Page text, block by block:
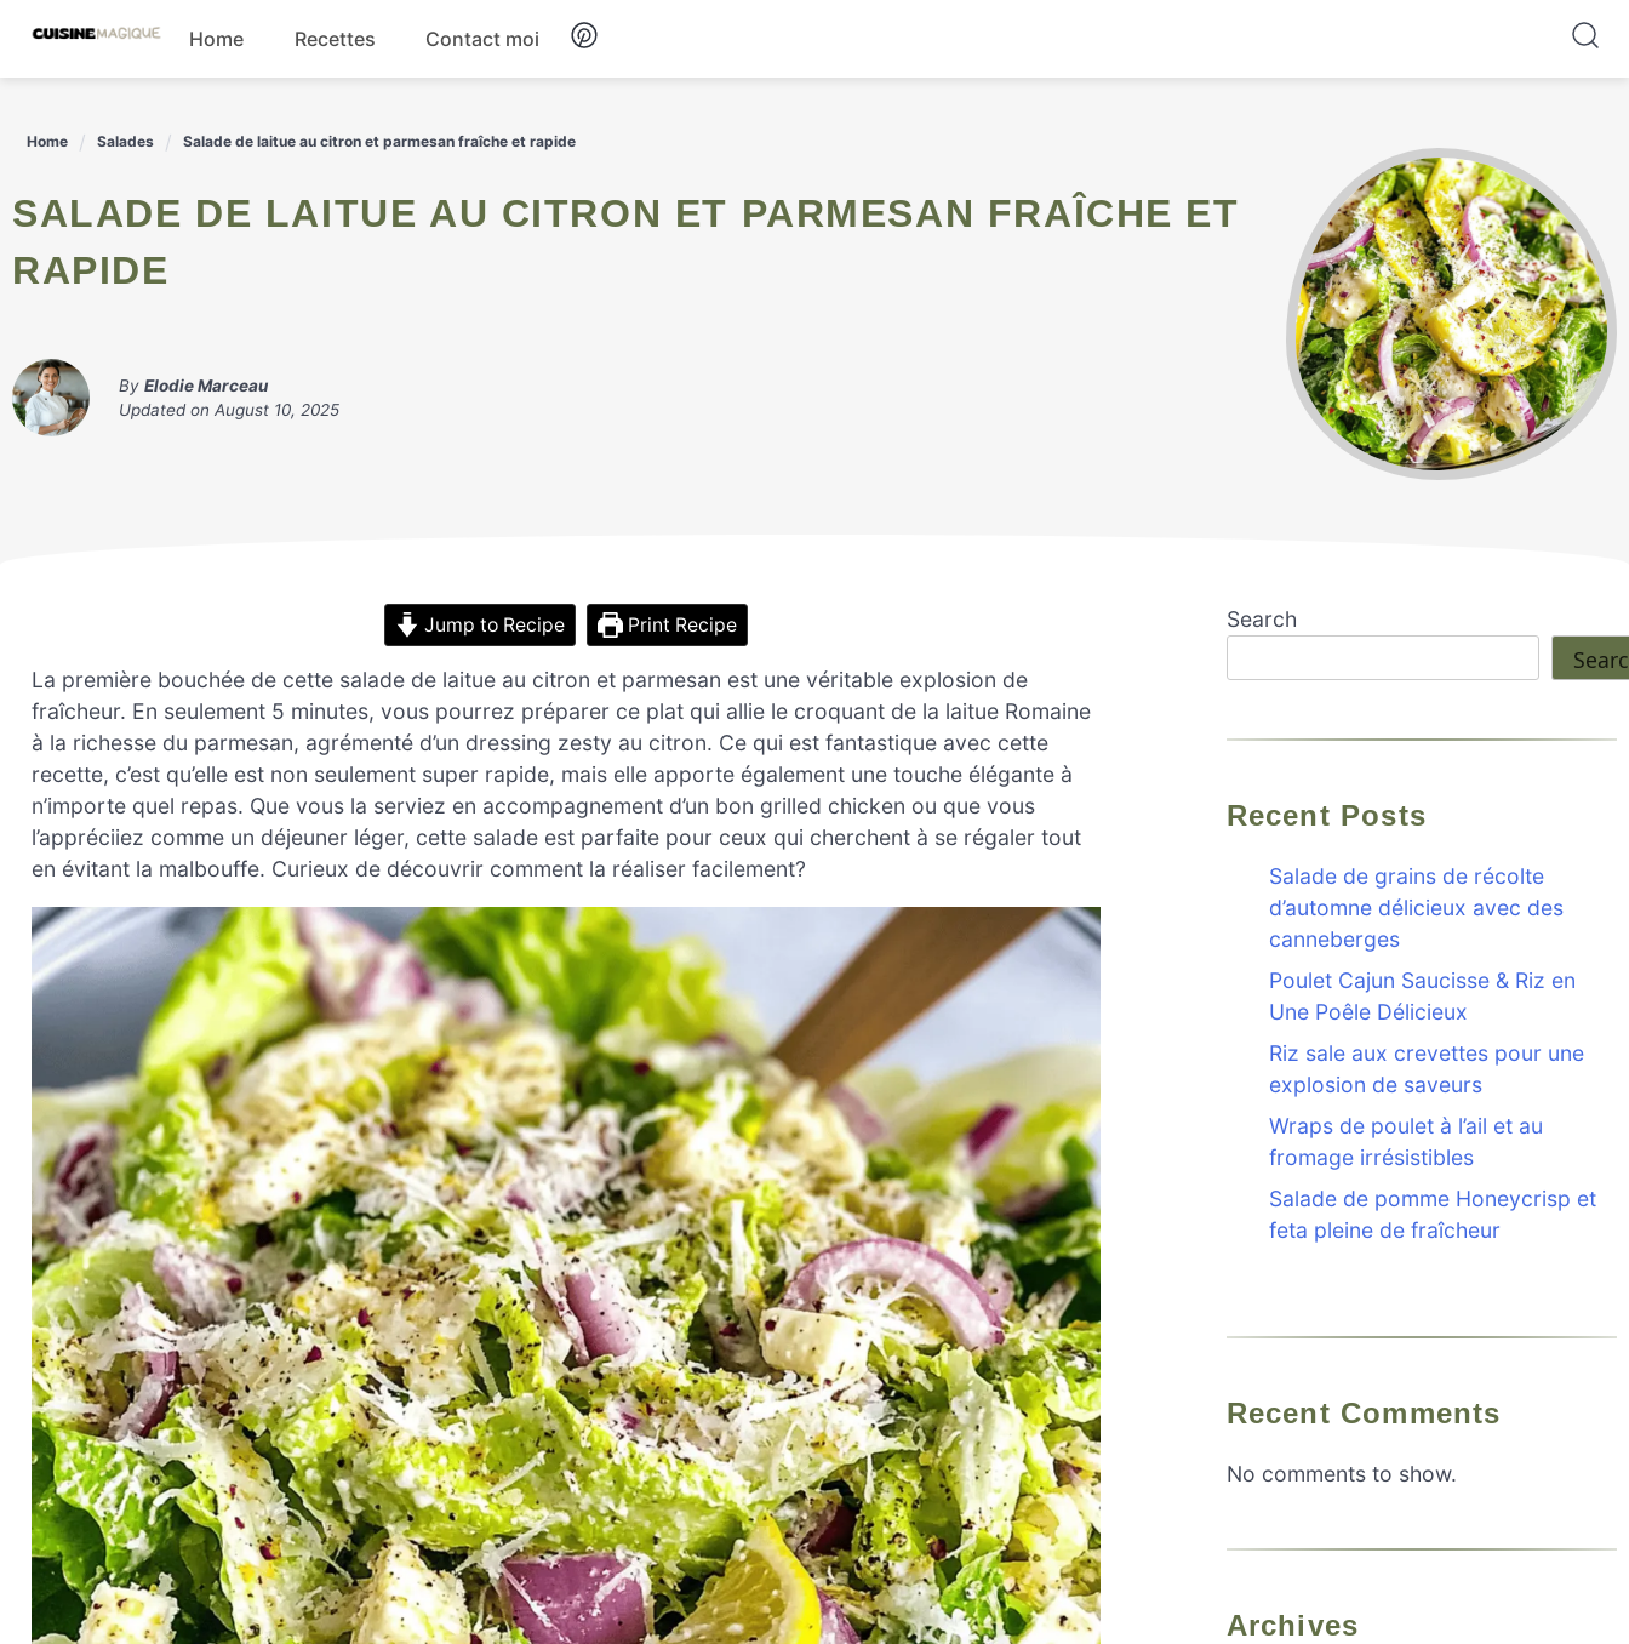
content
Home Recettes Contact moi
Home Salades Salade de laitue au citron et parmesan fraîche et rapide
SALADE DE LAITUE AU CITRON ET PARMESAN FRAÎCHE ET
RAPIDE
By Elodie Marceau
Updated on August 10, 2025
Jump to Recipe Print Recipe
La première bouchée de cette salade de laitue au citron et parmesan est une véritable explosion de
fraîcheur. En seulement 5 minutes, vous pourrez préparer ce plat qui allie le croquant de la laitue Romaine
à la richesse du parmesan, agrémenté d’un dressing zesty au citron. Ce qui est fantastique avec cette
recette, c’est qu’elle est non seulement super rapide, mais elle apporte également une touche élégante à
n’importe quel repas. Que vous la serviez en accompagnement d’un bon grilled chicken ou que vous
l’appréciiez comme un déjeuner léger, cette salade est parfaite pour ceux qui cherchent à se régaler tout
en évitant la malbouffe. Curieux de découvrir comment la réaliser facilement?
Search
Recent Posts
Salade de grains de récolte
d’automne délicieux avec des
canneberges
Poulet Cajun Saucisse & Riz en
Une Poêle Délicieux
Riz sale aux crevettes pour une
explosion de saveurs
Wraps de poulet à l’ail et au
fromage irrésistibles
Salade de pomme Honeycrisp et
feta pleine de fraîcheur
Recent Comments
No comments to show.
Archives